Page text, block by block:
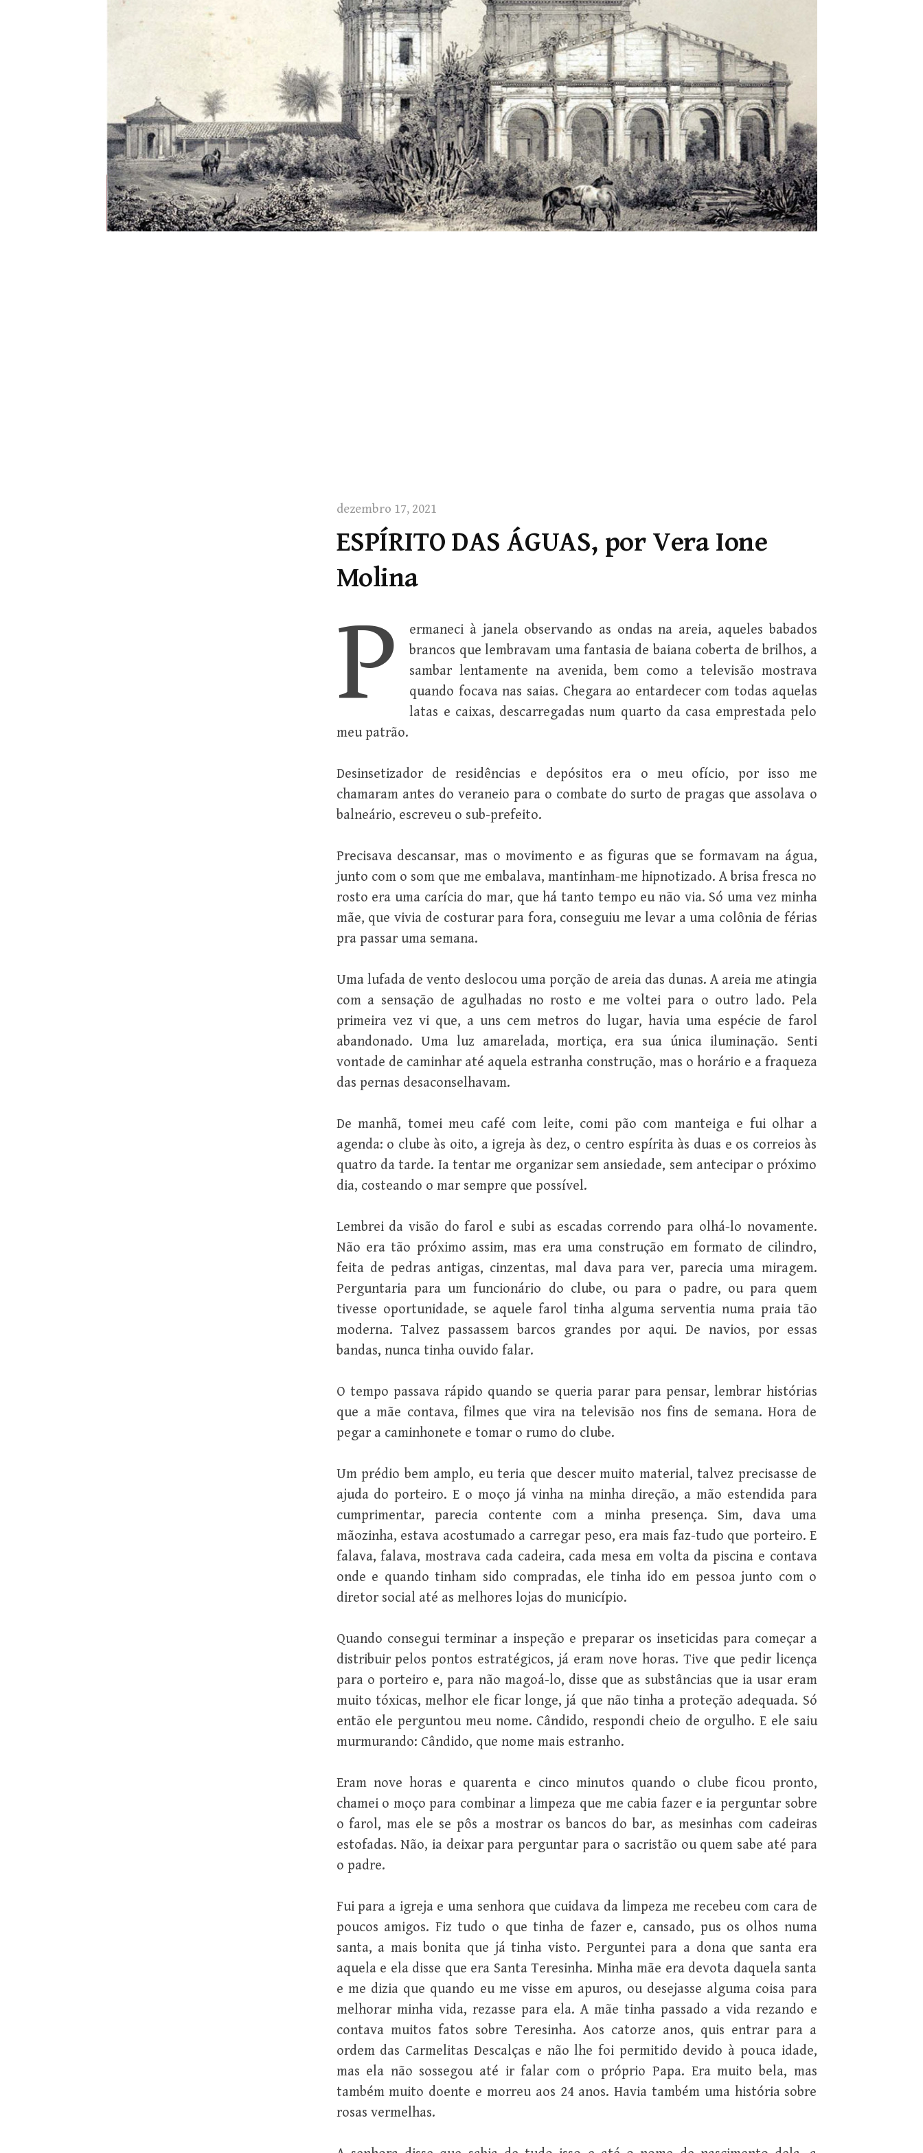
dezembro 17, 2021
ESPÍRITO DAS ÁGUAS, por Vera Ione
Molina
P
ermaneci à janela observando as ondas na areia, aqueles babados
brancos que lembravam uma fantasia de baiana coberta de brilhos, a
sambar lentamente na avenida, bem como a televisão mostrava
quando focava nas saias. Chegara ao entardecer com todas aquelas
latas e caixas, descarregadas num quarto da casa emprestada pelo
meu patrão.
Desinsetizador de residências e depósitos era o meu ofício, por isso me
chamaram antes do veraneio para o combate do surto de pragas que assolava o
balneário, escreveu o sub-prefeito.
Precisava descansar, mas o movimento e as figuras que se formavam na água,
junto com o som que me embalava, mantinham-me hipnotizado. A brisa fresca no
rosto era uma carícia do mar, que há tanto tempo eu não via. Só uma vez minha
mãe, que vivia de costurar para fora, conseguiu me levar a uma colônia de férias
pra passar uma semana.
Uma lufada de vento deslocou uma porção de areia das dunas. A areia me atingia
com a sensação de agulhadas no rosto e me voltei para o outro lado. Pela
primeira vez vi que, a uns cem metros do lugar, havia uma espécie de farol
abandonado. Uma luz amarelada, mortiça, era sua única iluminação. Senti
vontade de caminhar até aquela estranha construção, mas o horário e a fraqueza
das pernas desaconselhavam.
De manhã, tomei meu café com leite, comi pão com manteiga e fui olhar a
agenda: o clube às oito, a igreja às dez, o centro espírita às duas e os correios às
quatro da tarde. Ia tentar me organizar sem ansiedade, sem antecipar o próximo
dia, costeando o mar sempre que possível.
Lembrei da visão do farol e subi as escadas correndo para olhá-lo novamente.
Não era tão próximo assim, mas era uma construção em formato de cilindro,
feita de pedras antigas, cinzentas, mal dava para ver, parecia uma miragem.
Perguntaria para um funcionário do clube, ou para o padre, ou para quem
tivesse oportunidade, se aquele farol tinha alguma serventia numa praia tão
moderna. Talvez passassem barcos grandes por aqui. De navios, por essas
bandas, nunca tinha ouvido falar.
O tempo passava rápido quando se queria parar para pensar, lembrar histórias
que a mãe contava, filmes que vira na televisão nos fins de semana. Hora de
pegar a caminhonete e tomar o rumo do clube.
Um prédio bem amplo, eu teria que descer muito material, talvez precisasse de
ajuda do porteiro. E o moço já vinha na minha direção, a mão estendida para
cumprimentar, parecia contente com a minha presença. Sim, dava uma
mãozinha, estava acostumado a carregar peso, era mais faz-tudo que porteiro. E
falava, falava, mostrava cada cadeira, cada mesa em volta da piscina e contava
onde e quando tinham sido compradas, ele tinha ido em pessoa junto com o
diretor social até as melhores lojas do município.
Quando consegui terminar a inspeção e preparar os inseticidas para começar a
distribuir pelos pontos estratégicos, já eram nove horas. Tive que pedir licença
para o porteiro e, para não magoá-lo, disse que as substâncias que ia usar eram
muito tóxicas, melhor ele ficar longe, já que não tinha a proteção adequada. Só
então ele perguntou meu nome. Cândido, respondi cheio de orgulho. E ele saiu
murmurando: Cândido, que nome mais estranho.
Eram nove horas e quarenta e cinco minutos quando o clube ficou pronto,
chamei o moço para combinar a limpeza que me cabia fazer e ia perguntar sobre
o farol, mas ele se pôs a mostrar os bancos do bar, as mesinhas com cadeiras
estofadas. Não, ia deixar para perguntar para o sacristão ou quem sabe até para
o padre.
Fui para a igreja e uma senhora que cuidava da limpeza me recebeu com cara de
poucos amigos. Fiz tudo o que tinha de fazer e, cansado, pus os olhos numa
santa, a mais bonita que já tinha visto. Perguntei para a dona que santa era
aquela e ela disse que era Santa Teresinha. Minha mãe era devota daquela santa
e me dizia que quando eu me visse em apuros, ou desejasse alguma coisa para
melhorar minha vida, rezasse para ela. A mãe tinha passado a vida rezando e
contava muitos fatos sobre Teresinha. Aos catorze anos, quis entrar para a
ordem das Carmelitas Descalças e não lhe foi permitido devido à pouca idade,
mas ela não sossegou até ir falar com o próprio Papa. Era muito bela, mas
também muito doente e morreu aos 24 anos. Havia também uma história sobre
rosas vermelhas.